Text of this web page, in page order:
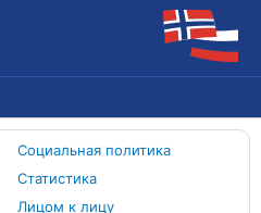
Социальная политика
Статистика
Лицом к лицу